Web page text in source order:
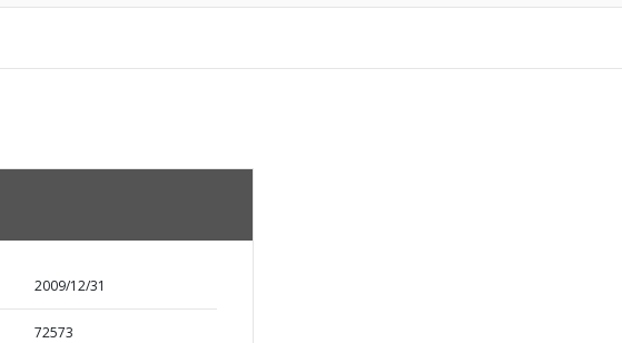
2009/12/31
72573